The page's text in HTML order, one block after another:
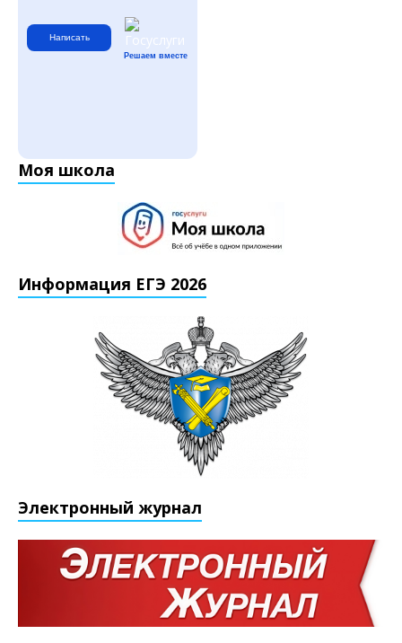
Написать
Решаем вместе
Моя школа
Информация ЕГЭ 2026
Электронный журнал